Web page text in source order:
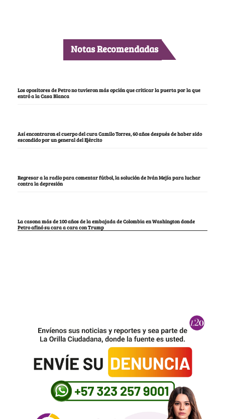
Notas Recomendadas
Los opositores de Petro no tuvieron más opción que criticar la puerta por la que
entró a la Casa Blanca
Así encontraron el cuerpo del cura Camilo Torres, 60 años después de haber sido
escondido por un general del Ejército
Regresar a la radio para comentar fútbol, la solución de Iván Mejía para luchar
contra la depresión
La casona más de 100 años de la embajada de Colombia en Washington donde
Petro afinó su cara a cara con Trump